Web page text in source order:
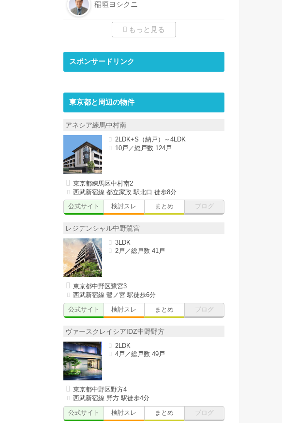
稲垣ヨシクニ
もっと見る
スポンサードリンク
東京都と周辺の物件
アネシア練馬中村南
2LDK+S（納戸）～4LDK
10戸／総戸数 124戸
東京都練馬区中村南2
西武新宿線 都立家政 駅北口 徒歩8分
公式サイト
検討スレ まとめ ブログ
レジデンシャル中野鷺宮
3LDK
2戸／総戸数 41戸
東京都中野区鷺宮3
西武新宿線 鷺ノ宮 駅徒歩6分
公式サイト
検討スレ まとめ ブログ
ヴァースクレイシアIDZ中野野方
2LDK
4戸／総戸数 49戸
東京都中野区野方4
西武新宿線 野方 駅徒歩4分
公式サイト
検討スレ まとめ ブログ